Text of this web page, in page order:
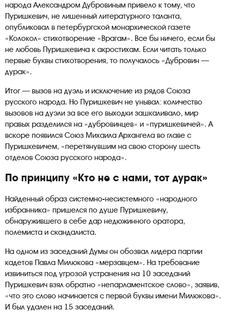
народа Александром Дубровиным привело к тому, что
Пуришкевич, не лишенный литературного таланта,
опубликовал в петербургской монархической газете
«Колокол» стихотворение «Врагам». Все бы ничего, если бы
не любовь Пуришкевича к акростихам. Если читать только
первые буквы стихотворения, то получалось «Дубровин —
дурак».
Итог — вызов на дуэль и исключение из рядов Союза
русского народа. Но Пуришкевич не унывал: количество
вызовов на дуэли за все его выходки зашкаливало, мир
правых разделился на «дубровинцев» и «пуришкевичей». А
вскоре появился Союз Михаила Архангела во главе с
Пуришкевичем, «перетянувшим на свою сторону шесть
отделов Союза русского народа».
По принципу «Кто не с нами, тот дурак»
Найденный образ системно-несистемного «народного
избранника» пришелся по душе Пуришкевичу,
обнаружившего в себе дар недюжинного оратора,
полемиста и скандалиста.
На одном из заседаний Думы он обозвал лидера партии
кадетов Павла Милюкова «мерзавцем». На требование
извиниться под угрозой устранения на 10 заседаний
Пуришкевич взял обратно «непарламентское слово», заявив,
«что это слово начинается с первой буквы имени Милюкова».
И был удален на 15 заседаний.